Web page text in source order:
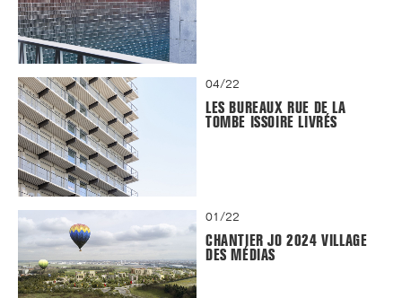
04/22
LES BUREAUX RUE DE LA
TOMBE ISSOIRE LIVRÉS
01/22
CHANTIER JO 2024 VILLAGE
DES MÉDIAS